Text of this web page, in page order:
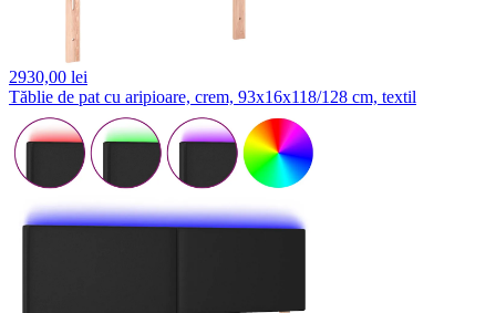
2930,00 lei
Tăblie de pat cu aripioare, crem, 93x16x118/128 cm, textil